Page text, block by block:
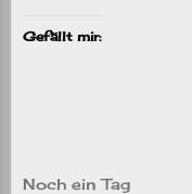
Gefällt mir:
Noch ein Tag